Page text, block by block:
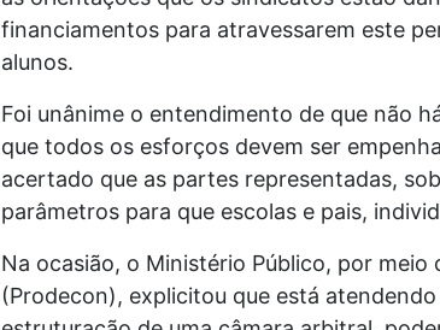
financiamentos para atravessarem este
alunos.
Foi unânime o entendimento de que não
que todos os esforços devem ser
acertado que as partes representadas,
parâmetros para que escolas e pais,
Na ocasião, o Ministério Público, por
(Prodecon), explicitou que está